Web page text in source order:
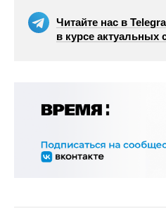
Читайте нас в
в курсе актуальных